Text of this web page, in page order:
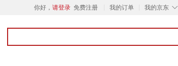
你好， 请登录 免费注册 我的订单 ◇
我的京东